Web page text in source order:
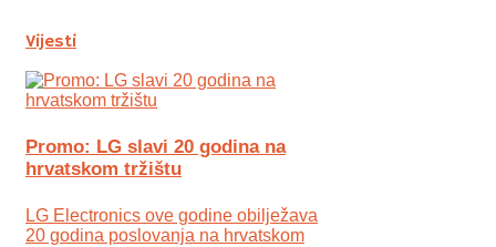
Vijesti
Promo: LG slavi 20 godina na
hrvatskom tržištu
LG Electronics ove godine obilježava
20 godina poslovanja na hrvatskom